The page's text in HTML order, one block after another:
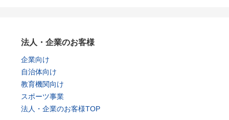
法人・企業のお客様
企業向け
自治体向け
教育機関向け
スポーツ事業
法人・企業のお客様TOP